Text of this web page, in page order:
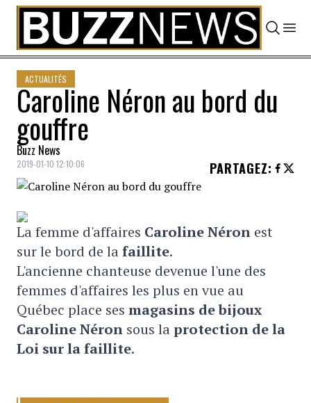
Skip to content
ACTUALITÉS
Caroline Néron au bord du
gouffre
Buzz News
2019-01-10 12:10:06 PARTAGEZ:
La femme d'affaires Caroline Néron est
sur le bord de lafaillite.
L'ancienne chanteuse devenue l'une des
femmes d'affaires les plus en vue au
Québec place ses magasins de bijoux
Caroline Néron sous laprotection de la
Loi sur la faillite.